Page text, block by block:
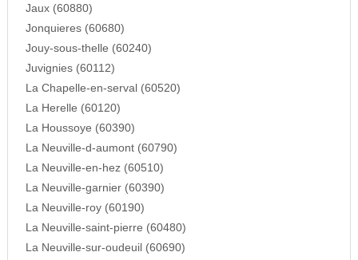
Jaux (60880)
Jonquieres (60680)
Jouy-sous-thelle (60240)
Juvignies (60112)
La Chapelle-en-serval (60520)
La Herelle (60120)
La Houssoye (60390)
La Neuville-d-aumont (60790)
La Neuville-en-hez (60510)
La Neuville-garnier (60390)
La Neuville-roy (60190)
La Neuville-saint-pierre (60480)
La Neuville-sur-oudeuil (60690)